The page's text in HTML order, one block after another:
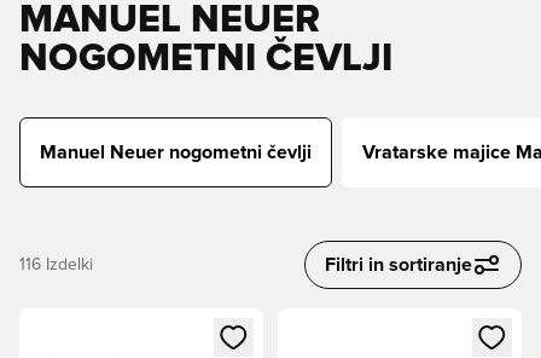
MANUEL NEUER
NOGOMETNI ČEVLJI
Manuel Neuer nogometni čevlji Vratarske majice
116 Izdelki Filtri in sortiranje
Odpre Modal za prijavo ali vpis kot članOdpre Modal za prijavo ali